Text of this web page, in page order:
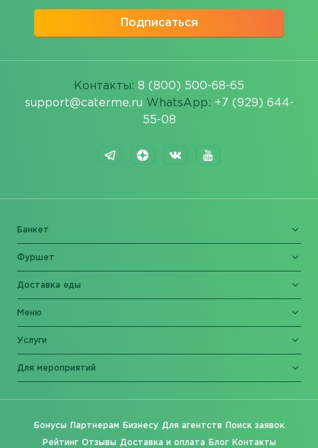
Подписаться
Контакты: 8 (800) 500-68-65
support@caterme.ru WhatsApp: +7 (929) 644-
55-08
Банкет
Фуршет
Доставка еды
Меню
Услуги
Для мероприятий
Бонусы Партнерам Бизнесу Для агентств Поиск заявок
Рейтинг Отзывы Доставка и оплата Блог Контакты